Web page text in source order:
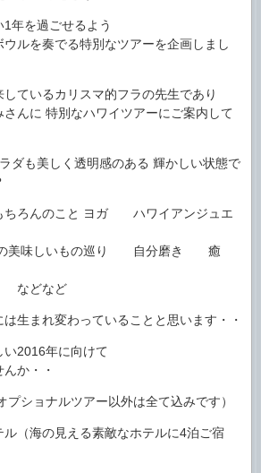
年を過ごせるよう
ルを奏でる特別なツアーを企画しまし
ているカリスマ的フラの先生であり
んに 特別なハワイツアーにご案内して
ダも美しく透明感のある 輝かしい状態で
ちろんのこと ヨガ ハワイアンジュエ
味しいもの巡り 自分磨き 癒
などなど
生まれ変わっていることと思います・・
2016年に向けて
か・・
プショナルツアー以外は全て込みです）
ル（海の見える素敵なホテルに4泊ご宿